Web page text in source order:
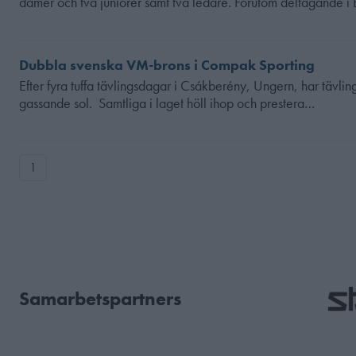
Dubbla svenska VM-brons i Compak Sporting
Efter fyra tuffa tävlingsdagar i Csákberény, Ungern, har
gassande sol. Samtliga i laget höll ihop och prestera…
1
Samarbetspartners